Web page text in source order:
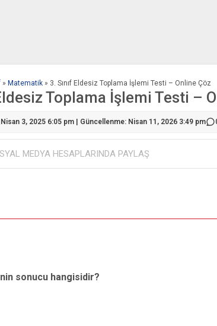
» Matematik » 3. Sınıf Eldesiz Toplama İşlemi Testi – Online Çöz
Toplama İşlemi Testi –
Nisan 3, 2025 6:05 pm | Güncellenme: Nisan 11, 2026 3:49 pm
MEDYA HESAPLARINDA PAYLAŞ
sonucu hangisidir?